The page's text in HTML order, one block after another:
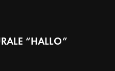
“HALLO”